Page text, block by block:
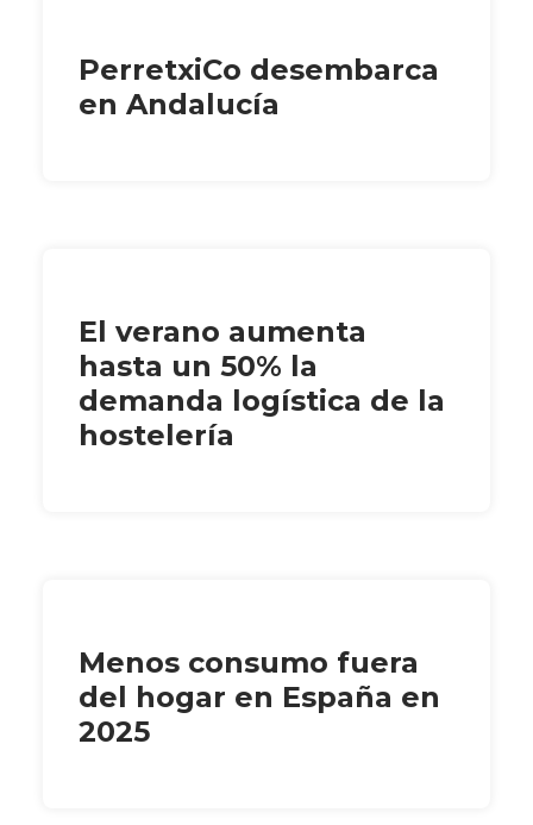
PerretxiCo desembarca
en Andalucía
El verano aumenta
hasta un 50% la
demanda logística de la
hostelería
Menos consumo fuera
del hogar en España en
2025